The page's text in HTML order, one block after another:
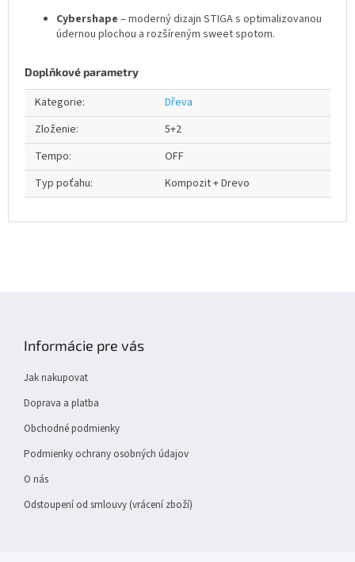
Cybershape – moderný dizajn STIGA s optimalizovanou
údernou plochou a rozšíreným sweet spotom.
Doplňkové parametry
Kategorie:
Dřeva
Zloženie:
5+2
Tempo:
OFF
Typ poťahu: Kompozit + Drevo
Informácie pre vás
Jak nakupovat
Doprava a platba
Obchodné podmienky
Podmienky ochrany osobných údajov
O nás
Odstoupení od smlouvy (vrácení zboží)